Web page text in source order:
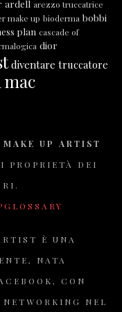
ardell arezzo truccatrice
make up bioderma bobbi
plan cascade of
dior
diventare truccatore
mac
MAKE UP ARTIST
PROPRIETÀ DEI
È UNA
NATA
CON
NEL